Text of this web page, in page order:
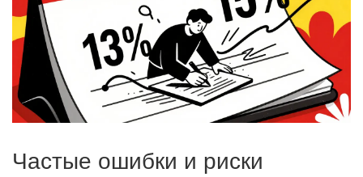
Частые ошибки и риски